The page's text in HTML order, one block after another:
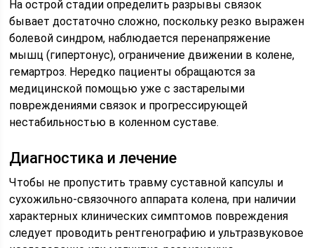
На острой стадии определить разрывы связок
бывает достаточно сложно, поскольку резко выражен
болевой синдром, наблюдается перенапряжение
мышц (гипертонус), ограничение движении в колене,
гемартроз. Нередко пациенты обращаются за
медицинской помощью уже с застарелыми
повреждениями связок и прогрессирующей
нестабильностью в коленном суставе.
Диагностика и лечение
Чтобы не пропустить травму суставной капсулы и
сухожильно-связочного аппарата колена, при наличии
характерных клинических симптомов повреждения
следует проводить рентгенографию и ультразвуковое